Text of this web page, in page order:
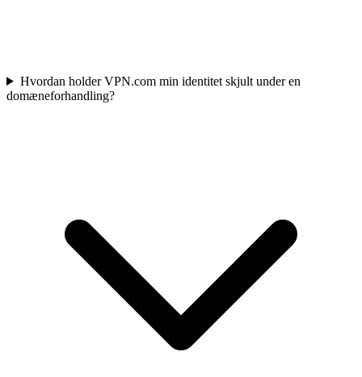
Hvordan holder VPN.com min identitet skjult under en
domæneforhandling?